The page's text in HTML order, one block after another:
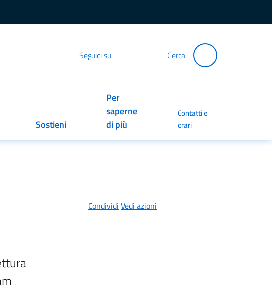
Seguici su Cerca
Sostieni
Per
saperne
di più
Contatti e
orari
Condividi Vedi azioni